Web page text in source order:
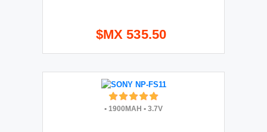
$MX 535.50
• 1900MAH • 3.7V